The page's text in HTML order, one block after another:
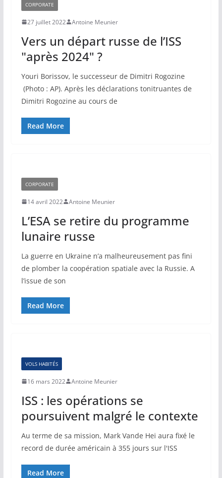
CORPORATE
27 juillet 2022 Antoine Meunier
Vers un départ russe de l’ISS
"après 2024" ?
Youri Borissov, le successeur de Dimitri Rogozine
(Photo : AP). Après les déclarations tonitruantes de
Dimitri Rogozine au cours de
Read More
CORPORATE
14 avril 2022 Antoine Meunier
L’ESA se retire du programme
lunaire russe
La guerre en Ukraine n’a malheureusement pas fini
de plomber la coopération spatiale avec la Russie. A
l’issue de son
Read More
VOLS HABITÉS
16 mars 2022 Antoine Meunier
ISS : les opérations se
poursuivent malgré le contexte
Au terme de sa mission, Mark Vande Hei aura fixé le
record de durée américain à 355 jours sur l'ISS
Read More